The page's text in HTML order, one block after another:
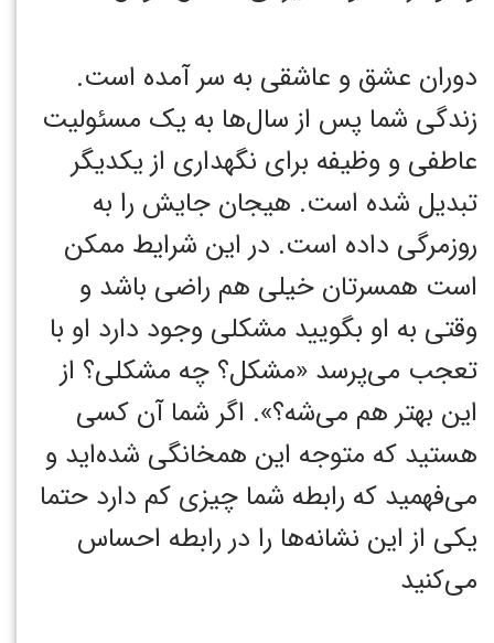
دوران عشق و عاشقی به سر آمده است.
زندگی شما پس از سال‌ها به یک مسئولیت
عاطفی و وظیفه برای نگهداری از یکدیگر
تبدیل شده است. هیجان جایش را به
روزمرگی داده است. در این شرایط ممکن
است همسرتان خیلی هم راضی باشد و
وقتی به او بگویید مشکلی وجود دارد او با
تعجب می‌پرسد «مشکل؟ چه مشکلی؟ از
این بهتر هم می‌شه؟». اگر شما آن کسی
هستید که متوجه این همخانگی شده‌اید و
می‌فهمید که رابطه شما چیزی کم دارد حتما
یکی از این نشانه‌ها را در رابطه احساس
می‌کنید